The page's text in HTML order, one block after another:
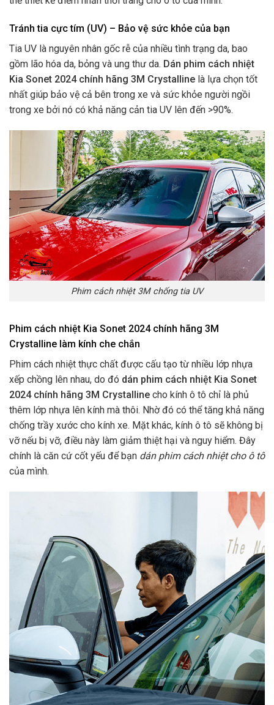
Tránh tia cực tím (UV) – Bảo vệ sức khỏe của bạn
Tia UV là nguyên nhân gốc rễ của nhiều tình trạng da, bao
gồm lão hóa da, bỏng và ung thư da. Dán phim cách nhiệt
Kia Sonet 2024 chính hãng 3M Crystalline là lựa chọn tốt
nhất giúp bảo vệ cả bên trong xe và sức khỏe người ngồi
trong xe bởi nó có khả năng cản tia UV lên đến >90%.
Phim cách nhiệt 3M chống tia UV
Phim cách nhiệt Kia Sonet 2024 chính hãng 3M
Crystalline làm kính che chắn
Phim cách nhiệt thực chất được cấu tạo từ nhiều lớp nhựa
xếp chồng lên nhau, do đó dán phim cách nhiệt Kia Sonet
2024 chính hãng 3M Crystalline cho kính ô tô chỉ là phủ
thêm lớp nhựa lên kính mà thôi. Nhờ đó có thể tăng khả năng
chống trầy xước cho kính xe. Mặt khác, kính ô tô sẽ không bị
vỡ nếu bị vỡ, điều này làm giảm thiệt hại và nguy hiểm. Đây
chính là căn cứ cốt yếu để bạn dán phim cách nhiệt cho ô tô
của mình.